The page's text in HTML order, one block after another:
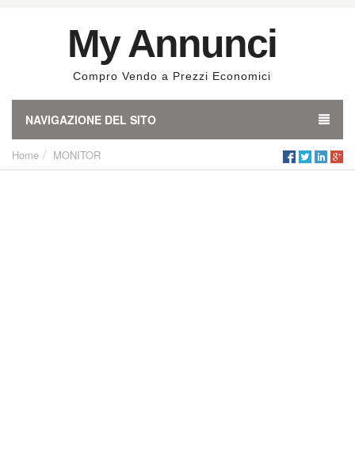
My Annunci
Compro Vendo a Prezzi Economici
NAVIGAZIONE DEL SITO
Home MONITOR